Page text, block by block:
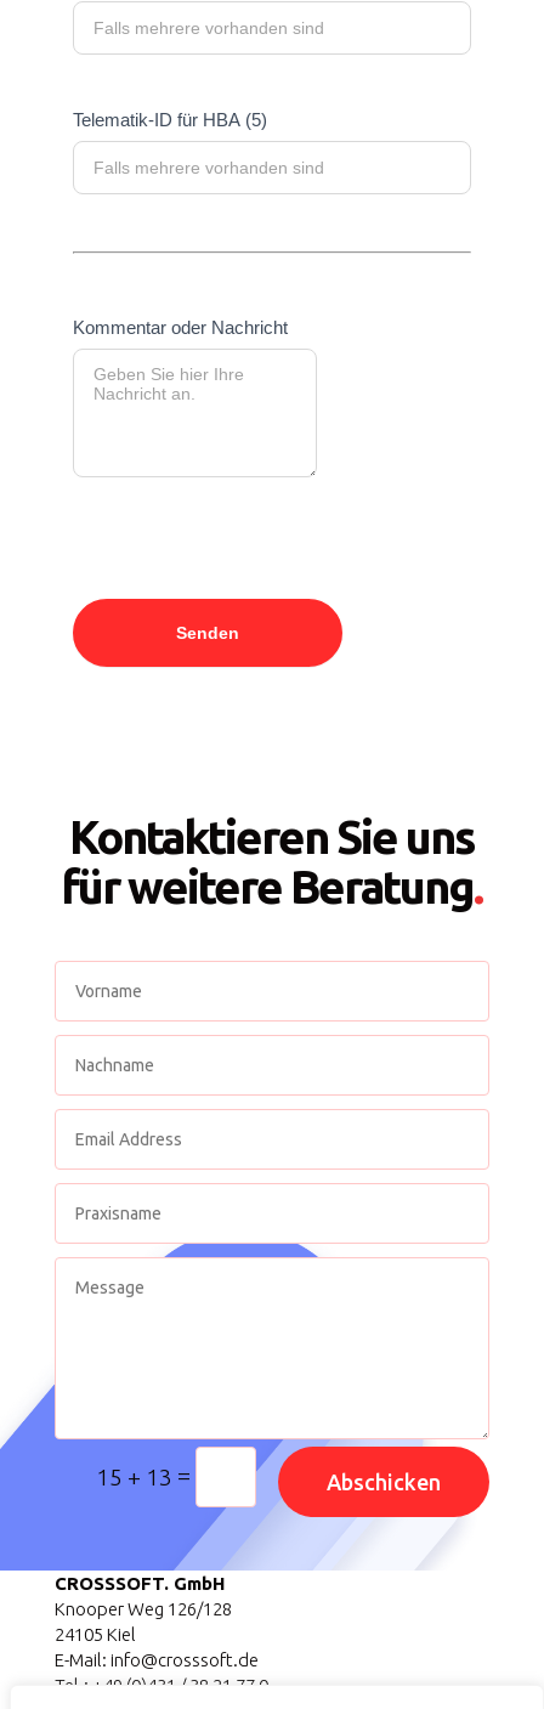
Telematik-ID für HBA (5)
Kommentar oder Nachricht
Senden
Kontaktieren Sie uns
fürweitere Beratung.
15 + 13 = Abschicken
CROSSSOFT. GmbH
Knooper Weg 126/128
24105 Kiel
E-Mail: info@crosssoft.de
Tel.: +49 (0)431 / 38 21 77 0